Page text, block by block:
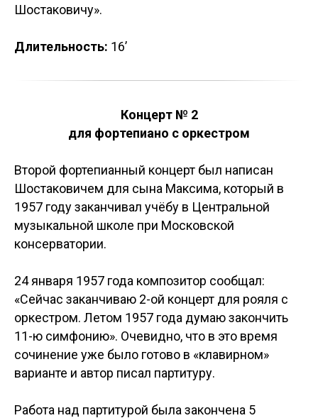
Шостаковичу».
Длительность: 16’
Концерт № 2
для фортепиано с оркестром
Второй фортепианный концерт был написан
Шостаковичем для сына Максима, который в
1957 году заканчивал учёбу в Центральной
музыкальной школе при Московской
консерватории.
24 января 1957 года композитор сообщал:
«Сейчас заканчиваю 2-ой концерт для рояля с
оркестром. Летом 1957 года думаю закончить
11-ю симфонию». Очевидно, что в это время
сочинение уже было готово в «клавирном»
варианте и автор писал партитуру.
Работа над партитурой была закончена 5